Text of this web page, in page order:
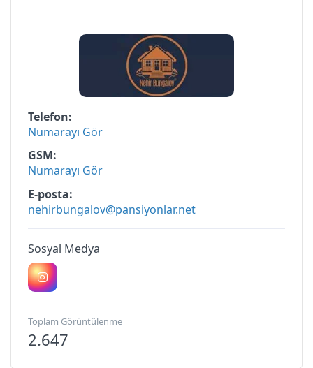
Telefon
Numarayı Gör
GSM
Numarayı Gör
E-posta
nehirbungalov@pansiyonlar.net
Sosyal Medya
Toplam Görüntülenme
2.647